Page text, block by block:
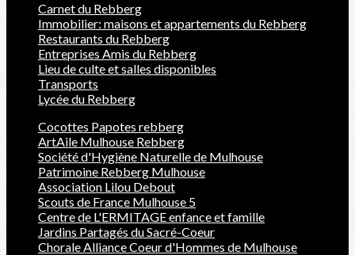
Carnet du Rebberg
Immobilier: maisons et appartements du Rebberg
Restaurants du Rebberg
Entreprises Amis du Rebberg
Lieu de culte et salles disponibles
Transports
Lycée du Rebberg
Cocottes Papotes rebberg
ArtAile Mulhouse Rebberg
Société d'Hygiène Naturelle de Mulhouse
Patrimoine Rebberg Mulhouse
Association Lilou Debout
Scouts de France Mulhouse 5
Centre de L'ERMITAGE enfance et famille
Jardins Partagés du Sacré-Coeur
Chorale Alliance Coeur d'Hommes de Mulhouse